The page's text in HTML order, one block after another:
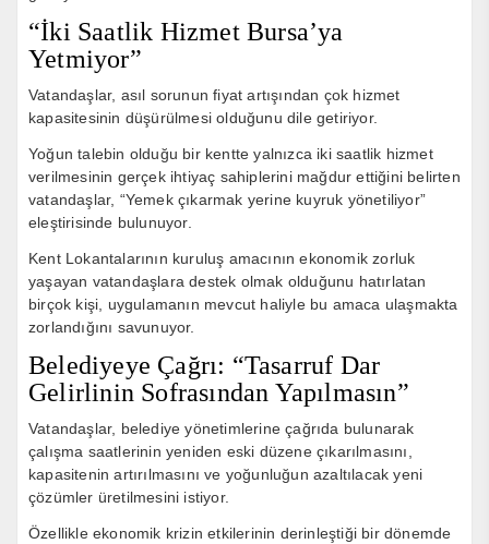
“İki Saatlik Hizmet Bursa’ya
Yetmiyor”
Vatandaşlar, asıl sorunun fiyat artışından çok hizmet
kapasitesinin düşürülmesi olduğunu dile getiriyor.
Yoğun talebin olduğu bir kentte yalnızca iki saatlik hizmet
verilmesinin gerçek ihtiyaç sahiplerini mağdur ettiğini belirten
vatandaşlar, “Yemek çıkarmak yerine kuyruk yönetiliyor”
eleştirisinde bulunuyor.
Kent Lokantalarının kuruluş amacının ekonomik zorluk
yaşayan vatandaşlara destek olmak olduğunu hatırlatan
birçok kişi, uygulamanın mevcut haliyle bu amaca ulaşmakta
zorlandığını savunuyor.
Belediyeye Çağrı: “Tasarruf Dar
Gelirlinin Sofrasından Yapılmasın”
Vatandaşlar, belediye yönetimlerine çağrıda bulunarak
çalışma saatlerinin yeniden eski düzene çıkarılmasını,
kapasitenin artırılmasını ve yoğunluğun azaltılacak yeni
çözümler üretilmesini istiyor.
Özellikle ekonomik krizin etkilerinin derinleştiği bir dönemde